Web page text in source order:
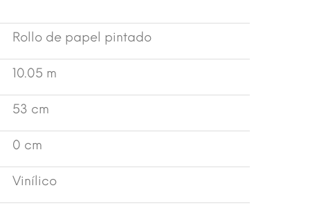
Rollo de papel pintado
10.05 m
53 cm
0 cm
Vinílico